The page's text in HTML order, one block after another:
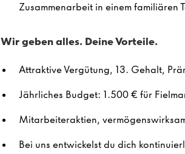
Zusammenarbeit in einem familiären
Wir geben alles. Deine Vorteile.
Attraktive Vergütung, 13. Gehalt,
Jährliches Budget: 1.500 € für
Mitarbeiteraktien,
Bei uns entwickelst du dich